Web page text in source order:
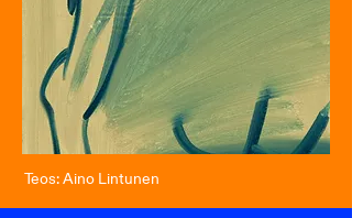
Teos: Aino Lintunen